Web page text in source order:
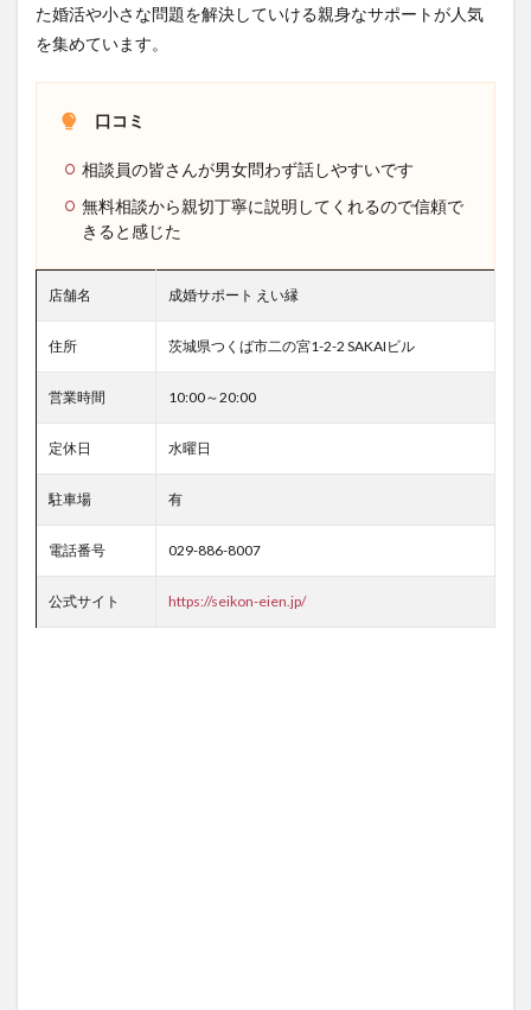
た婚活や小さな問題を解決していける親身なサポートが人気
を集めています。
口コミ
相談員の皆さんが男女問わず話しやすいです
無料相談から親切丁寧に説明してくれるので信頼で
きると感じた
店舗名 成婚サポート えい縁
住所 茨城県つくば市二の宮1-2-2 SAKAIビル
営業時間 10:00～20:00
定休日 水曜日
駐車場 有
電話番号 029-886-8007
公式サイト https://seikon-eien.jp/